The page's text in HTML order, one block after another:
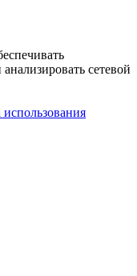
сетевой